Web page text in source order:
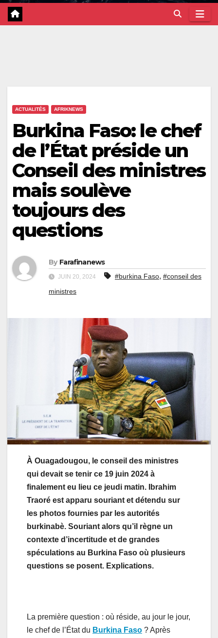
ACTUALITÉS AFRIKNEWS
Burkina Faso: le chef
de l’État préside un
Conseil des ministres
mais soulève
toujours des
questions
By Farafinanews
JUIN 20, 2024 #burkina Faso, #conseil des
ministres
À Ouagadougou, le conseil des ministres
qui devait se tenir ce 19 juin 2024 à
finalement eu lieu ce jeudi matin. Ibrahim
Traoré est apparu souriant et détendu sur
les photos fournies par les autorités
burkinabè. Souriant alors qu’il règne un
contexte d’incertitude et de grandes
spéculations au Burkina Faso où plusieurs
questions se posent. Explications.
La première question : où réside, au jour le jour,
le chef de l’État du Burkina Faso ? Après